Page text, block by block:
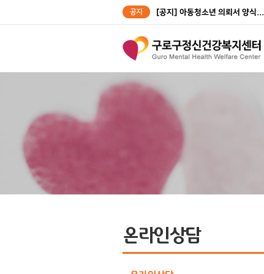
공지 [공지] 아동청소년 의뢰서 양식...
온라인상담